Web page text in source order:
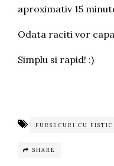
aproximativ 15
Odata raciti vor
Simplu si rapid! :)
FURSECURI CU FISTIC
SHARE